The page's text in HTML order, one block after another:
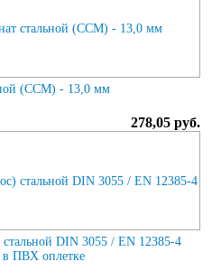
(ССМ) - 13,0 мм
278,05 руб.
стальной DIN 3055 / EN 12385-4
ПВХ оплетке